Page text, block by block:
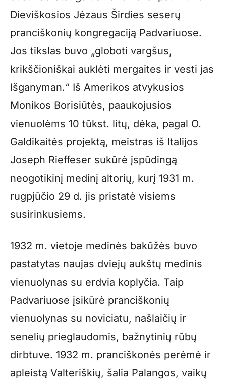
Dieviškosios Jėzaus Širdies seserų
pranciškonių kongregaciją Padvariuose.
Jos tikslas buvo „globoti vargšus,
krikščioniškai auklėti mergaites ir vesti jas
Išganyman.“ Iš Amerikos atvykusios
Monikos Borisiūtės, paaukojusios
vienuolėms 10 tūkst. litų, dėka, pagal O.
Galdikaitės projektą, meistras iš Italijos
Joseph Rieffeser sukūrė įspūdingą
neogotikinį medinį altorių, kurį 1931 m.
rugpjūčio 29 d. jis pristatė visiems
susirinkusiems.
1932 m. vietoje medinės bakūžės buvo
pastatytas naujas dviejų aukštų medinis
vienuolynas su erdvia koplyčia. Taip
Padvariuose įsikūrė pranciškonių
vienuolynas su noviciatu, našlaičių ir
senelių prieglaudomis, bažnytinių rūbų
dirbtuve. 1932 m. pranciškonės perėmė ir
apleistą Valteriškių, šalia Palangos, vaikų